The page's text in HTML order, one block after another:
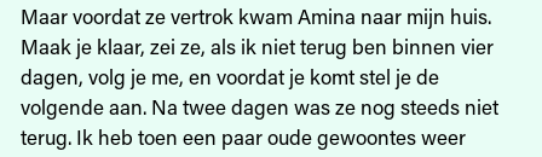
Maar voordat ze vertrok kwam Amina naar mijn huis.
Maak je klaar, zei ze, als ik niet terug ben binnen vier
dagen, volg je me, en voordat je komt stel je de
volgende aan. Na twee dagen was ze nog steeds niet
terug. Ik heb toen een paar oude gewoontes weer